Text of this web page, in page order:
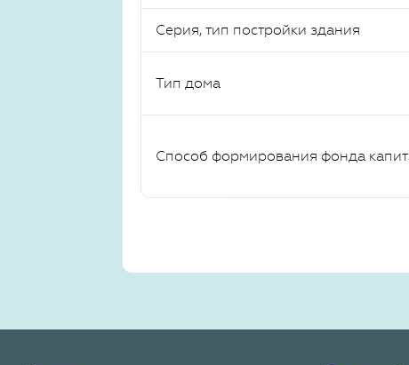
Серия, тип постройки здания
Тип дома
Способ формирования фонда